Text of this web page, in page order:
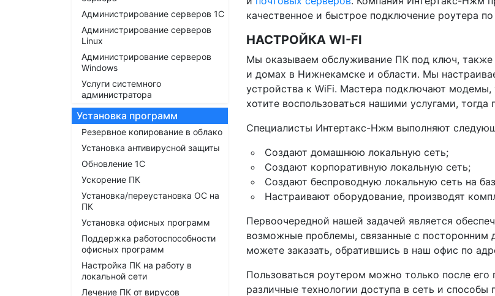
Администрирование серверов 1С
Администрирование серверов
Linux
Администрирование серверов
Windows
Услуги системного
администратора
Установка программ
Резервное копирование в облако
Установка антивирусной защиты
Обновление 1С
Ускорение ПК
Установка/переустановка ОС на
ПК
Установка офисных программ
Поддержка работоспособности
офисных программ
Настройка ПК на работу в
локальной сети
Лечение ПК от вирусов
качественное и быстрое подключение роутера
НАСТРОЙКА WI-FI
Мы оказываем обслуживание ПК под ключ,
и домах в Нижнекамске и области. Мы
устройства к WiFi. Мастера подключают
хотите воспользоваться нашими услугами,
Специалисты Интертакс-Нжм выполняют
Создают домашнюю локальную сеть;
Создают корпоративную локальную сеть;
Создают беспроводную локальную сеть на
Настраивают оборудование, производят
Первоочередной нашей задачей является
возможные проблемы, связанные с посторонним
можете заказать, обратившись в наш офис по
Пользоваться роутером можно только после
различные технологии доступа в сеть и